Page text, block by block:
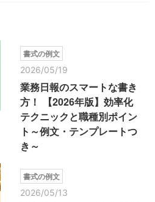
書式の例文
2026/05/19
業務日報のスマートな書き
方！ 【2026年版】効率化
テクニックと職種別ポイン
ト～例文・テンプレートつ
き～
書式の例文
2026/05/13